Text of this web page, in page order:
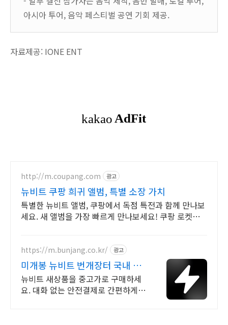
아시아 투어, 음악 페스티벌 공연 기회 제공.
자료제공: IONE ENT
http://m.coupang.com 광고
뉴비트 쿠팡 희귀 앨범, 특별 소장 가치
특별한 뉴비트 앨범, 쿠팡에서 독점 특전과 함께 만나보
세요. 새 앨범을 가장 빠르게 만나보세요! 쿠팡 로켓배
https://m.bunjang.co.kr/ 광고
미개봉 뉴비트 번개장터 국내 최
대 브랜드 중고거래
뉴비트 새상품을 중고가로 구매하세
요. 대화 없는 안전결제로 간편하게!